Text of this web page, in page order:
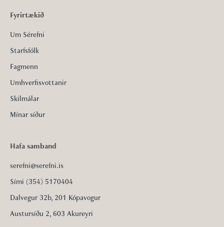
Fyrirtækið
Um Sérefni
Starfsfólk
Fagmenn
Umhverfisvottanir
Skilmálar
Mínar síður
Hafa samband
serefni@serefni.is
Sími (354) 5170404
Dalvegur 32b, 201 Kópavogur
Austursíðu 2, 603 Akureyri